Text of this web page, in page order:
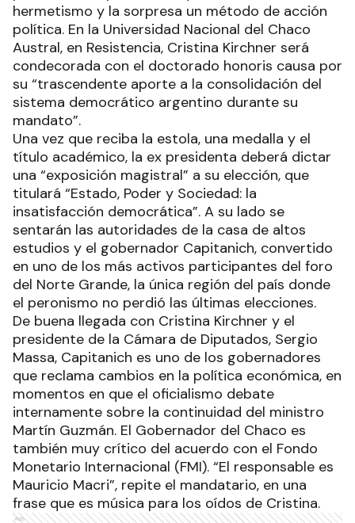
hermetismo y la sorpresa un método de acción
política. En la Universidad Nacional del Chaco
Austral, en Resistencia, Cristina Kirchner será
condecorada con el doctorado honoris causa por
su “trascendente aporte a la consolidación del
sistema democrático argentino durante su
mandato”.
Una vez que reciba la estola, una medalla y el
título académico, la ex presidenta deberá dictar
una “exposición magistral” a su elección, que
titulará “Estado, Poder y Sociedad: la
insatisfacción democrática”. A su lado se
sentarán las autoridades de la casa de altos
estudios y el gobernador Capitanich, convertido
en uno de los más activos participantes del foro
del Norte Grande, la única región del país donde
el peronismo no perdió las últimas elecciones.
De buena llegada con Cristina Kirchner y el
presidente de la Cámara de Diputados, Sergio
Massa, Capitanich es uno de los gobernadores
que reclama cambios en la política económica, en
momentos en que el oficialismo debate
internamente sobre la continuidad del ministro
Martín Guzmán. El Gobernador del Chaco es
también muy crítico del acuerdo con el Fondo
Monetario Internacional (FMI). “El responsable es
Mauricio Macri”, repite el mandatario, en una
frase que es música para los oídos de Cristina.
Ads